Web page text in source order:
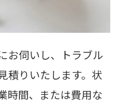
お伺いし、トラブル
積りいたします。状
時間、または費用な